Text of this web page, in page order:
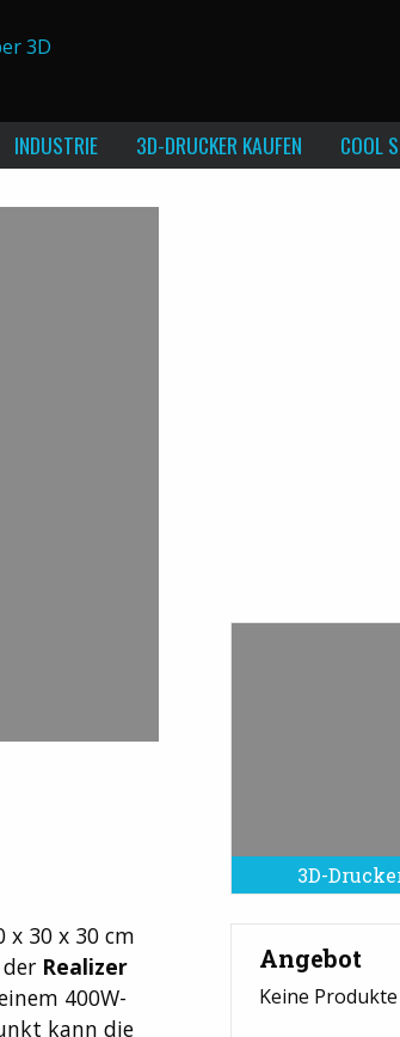
INDUSTRIE 3D-DRUCKER KAUFEN COOL
30 x 30 cm
Realizer
400W-
kann die
3D-
Angebot
Keine